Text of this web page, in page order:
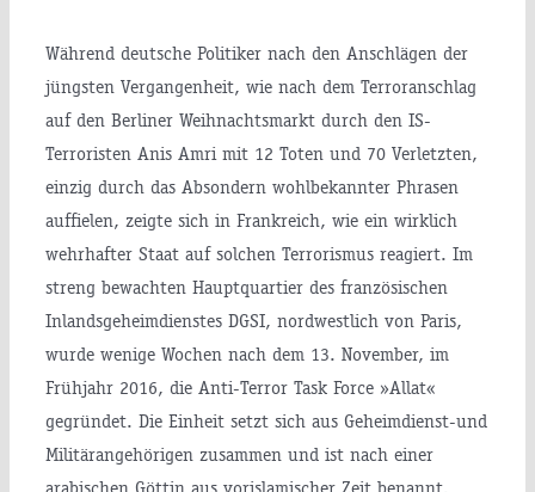
Während deutsche Politiker nach den Anschlägen der
jüngsten Vergangenheit, wie nach dem Terroranschlag
auf den Berliner Weihnachtsmarkt durch den IS-
Terroristen Anis Amri mit 12 Toten und 70 Verletzten,
einzig durch das Absondern wohlbekannter Phrasen
auffielen, zeigte sich in Frankreich, wie ein wirklich
wehrhafter Staat auf solchen Terrorismus reagiert. Im
streng bewachten Hauptquartier des französischen
Inlandsgeheimdienstes DGSI, nordwestlich von Paris,
wurde wenige Wochen nach dem 13. November, im
Frühjahr 2016, die Anti-Terror Task Force »Allat«
gegründet. Die Einheit setzt sich aus Geheimdienst-und
Militärangehörigen zusammen und ist nach einer